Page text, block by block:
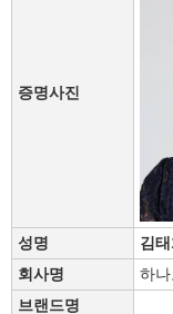
증명사진
성명
김태
회사명
하
브랜드명